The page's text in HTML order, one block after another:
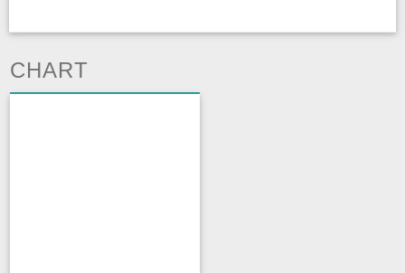
CHART